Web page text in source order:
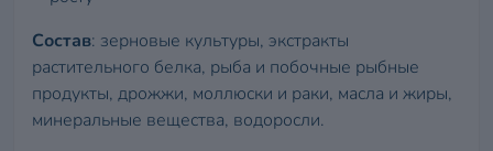
Состав: зерновые культуры, экстракты
растительного белка, рыба и побочные рыбные
продукты, дрожжи, моллюски и раки, масла и жиры,
минеральные вещества, водоросли.